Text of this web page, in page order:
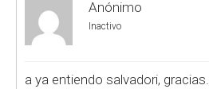
Anónimo
Inactivo
a ya entiendo salvadori, gracias.